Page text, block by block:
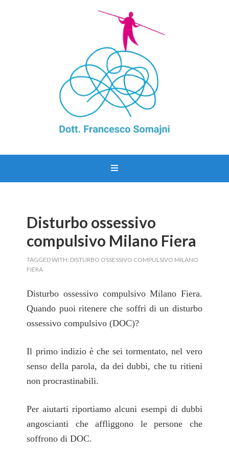
Disturbo ossessivo
compulsivo Milano Fiera
TAGGED WITH: DISTURBO OSSESSIVO COMPULSIVO MILANO
FIERA
Disturbo ossessivo compulsivo Milano Fiera.
Quando puoi ritenere che soffri di un disturbo
ossessivo compulsivo (DOC)?
Il primo indizio è che sei tormentato, nel vero
senso della parola, da dei dubbi, che tu ritieni
non procrastinabili.
Per aiutarti riportiamo alcuni esempi di dubbi
angoscianti che affliggono le persone che
soffrono di DOC.